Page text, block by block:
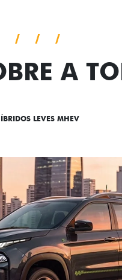
A
LEVES MHEV